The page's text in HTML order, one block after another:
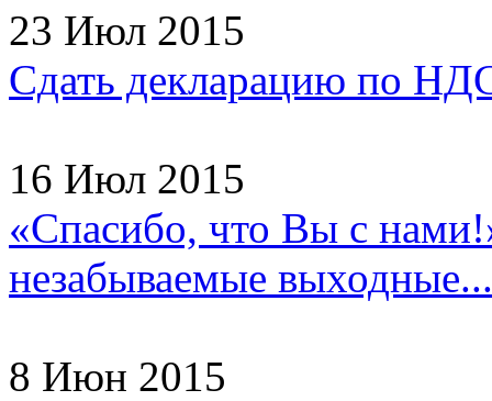
23 Июл 2015
Сдать декларацию по
16 Июл 2015
«Спасибо, что Вы с
незабываемые выходные...
8 Июн 2015